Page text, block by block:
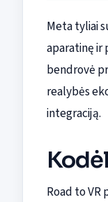
Meta tyliai
aparatinę ir
bendrovė
realybės
integraciją.
Road to VR